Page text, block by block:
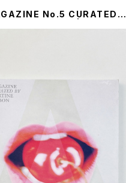
No.5 CURATED B